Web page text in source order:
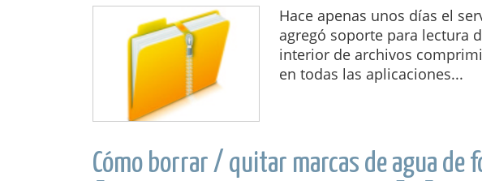
Hace apenas unos días el
agregó soporte para lectura
interior de archivos
en todas las aplicaciones...
Cómo borrar / quitar marcas de agua de